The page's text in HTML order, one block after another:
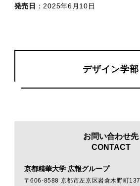
発売日
：2025年6月10日
デザイン学部
お問い合わせ先
CONTACT
京都精華大学 広報グループ
〒606-8588 京都市左京区岩倉木野町137